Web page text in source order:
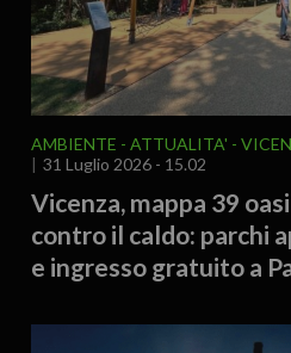
AMBIENTE ATTUALITA'
31 Luglio 2026 - 15.02
Vicenza, mappa 39
contro il caldo: parchi
e ingresso gratuito a